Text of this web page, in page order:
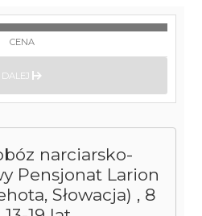
narciarsko-
Pensjonat Larion
Słowacja) , 8
CENA
DALEJ